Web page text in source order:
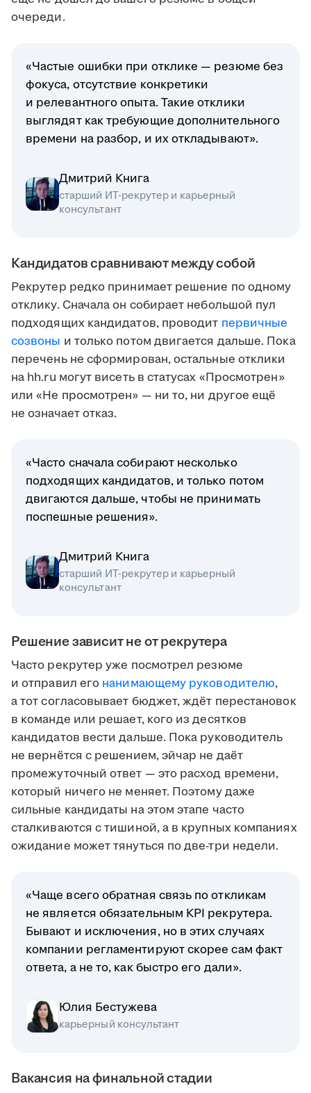
очереди.
«Частые ошибки при отклике — резюме без
фокуса, отсутствие конкретики
и релевантного опыта. Такие отклики
выглядят как требующие дополнительного
времени на разбор, и их откладывают».
Дмитрий Книга
старший ИТ-рекрутер и карьерный
консультант
Кандидатов сравнивают между собой
Рекрутер редко принимает решение по одному
отклику. Сначала он собирает небольшой пул
подходящих кандидатов, проводит первичные
созвоны и только потом двигается дальше. Пока
перечень не сформирован, остальные отклики
на hh.ru могут висеть в статусах «Просмотрен»
или «Не просмотрен» — ни то, ни другое ещё
не означает отказ.
«Часто сначала собирают несколько
подходящих кандидатов, и только потом
двигаются дальше, чтобы не принимать
поспешные решения».
Дмитрий Книга
старший ИТ-рекрутер и карьерный
консультант
Решение зависит не от рекрутера
Часто рекрутер уже посмотрел резюме
и отправил его нанимающему руководителю,
а тот согласовывает бюджет, ждёт перестановок
в команде или решает, кого из десятков
кандидатов вести дальше. Пока руководитель
не вернётся с решением, эйчар не даёт
промежуточный ответ — это расход времени,
который ничего не меняет. Поэтому даже
сильные кандидаты на этом этапе часто
сталкиваются с тишиной, а в крупных компаниях
ожидание может тянуться по две-три недели.
«Чаще всего обратная связь по откликам
не является обязательным KPI рекрутера.
Бывают и исключения, но в этих случаях
компании регламентируют скорее сам факт
ответа, а не то, как быстро его дали».
Юлия Бестужева
карьерный консультант
Вакансия на финальной стадии